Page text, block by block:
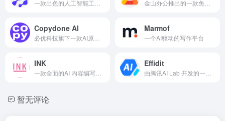
Copydone AI Marmof
一个AI驱动的写作平台
INK Effidit
暂无评论